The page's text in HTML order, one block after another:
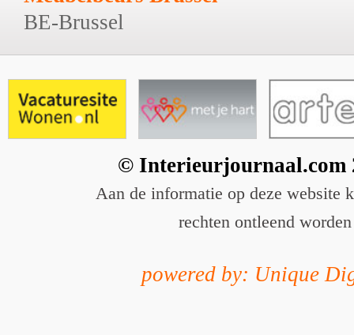
BE-Brussel
© Interieurjournaal.com
Aan de informatie op deze website
rechten ontleend worden
powered by: Unique